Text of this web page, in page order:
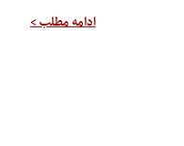
ادامه مطلب >